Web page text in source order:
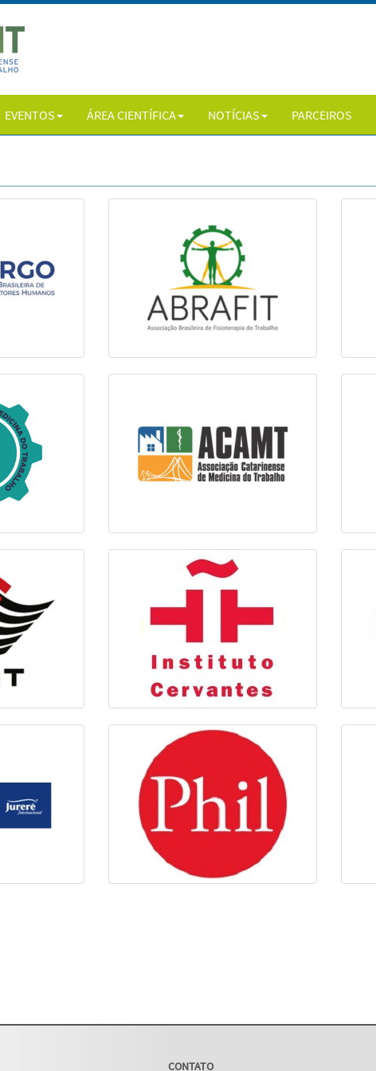
EVENTOS ÁREA CIENTÍFICA NOTÍCIAS PARCEIROS
CONTATO